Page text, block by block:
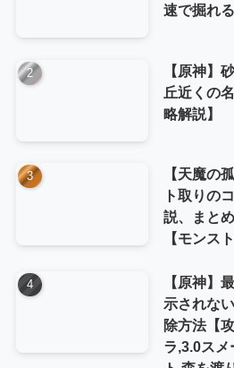
速で掘れる
【原神】
丘近くの
略解説】
【天魔の
ト取りの
説、まと
【モンスト
【原神】
示されな
除方法【
ラ,3.0ス